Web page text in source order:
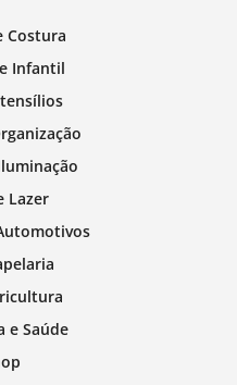
Costura
Infantil
Lazer
e Saúde